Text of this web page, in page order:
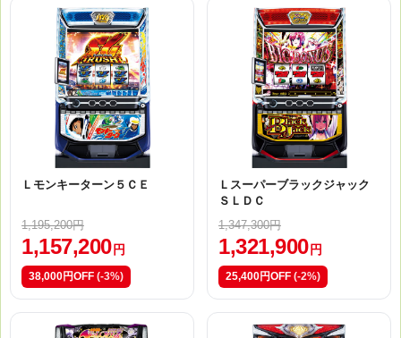
Ｌモンキーターン５ＣＥ
1,195,200円
1,157,200 円
38,000円OFF (-3%)
Ｌスーパーブラックジャック
ＳＬＤＣ
1,347,300円
1,321,900 円
25,400円OFF (-2%)